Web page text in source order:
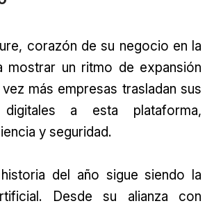
corazón de su negocio en la
mostrar un ritmo de expansión
más empresas trasladan sus
digitales a esta plataforma,
y seguridad.
del año sigue siendo la
Desde su alianza con